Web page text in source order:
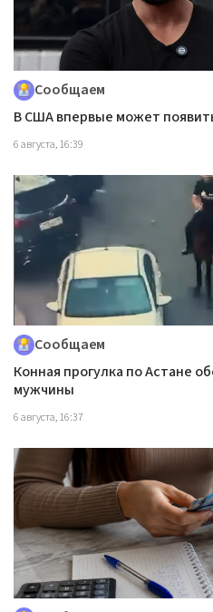
Сообщаем
В США впервые может
6 августа, 16:39
Сообщаем
Конная прогулка по Астане
мужчины
6 августа, 16:37